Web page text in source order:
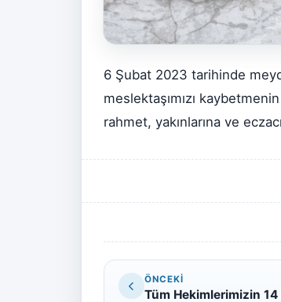
6 Şubat 2023 tarihinde
meslektaşımızı
rahmet, yakınlarına ve
ÖNCEKI
Tüm Hekimlerimizin 14